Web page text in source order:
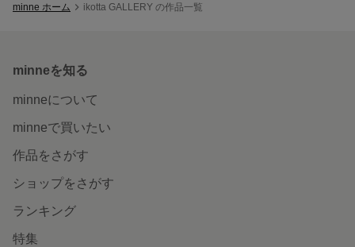
minne ホーム ikotta GALLERY の作品一覧
minneを知る
minneについて
minneで買いたい
作品をさがす
ショップをさがす
ランキング
特集